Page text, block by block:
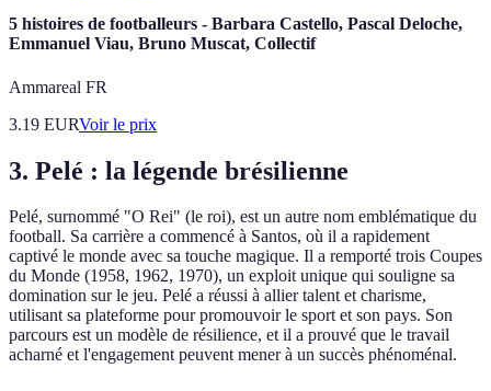
5 histoires de footballeurs - Barbara Castello, Pascal Deloche,
Emmanuel Viau, Bruno Muscat, Collectif
Ammareal FR
3.19 EURVoir le prix
3. Pelé : la légende brésilienne
Pelé, surnommé "O Rei" (le roi), est un autre nom emblématique du
football. Sa carrière a commencé à Santos, où il a rapidement
captivé le monde avec sa touche magique. Il a remporté trois Coupes
du Monde (1958, 1962, 1970), un exploit unique qui souligne sa
domination sur le jeu. Pelé a réussi à allier talent et charisme,
utilisant sa plateforme pour promouvoir le sport et son pays. Son
parcours est un modèle de résilience, et il a prouvé que le travail
acharné et l'engagement peuvent mener à un succès phénoménal.